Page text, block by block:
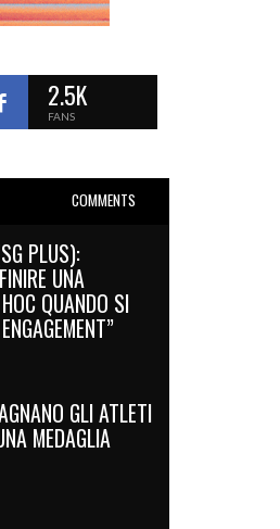
2.5K
FANS
COMMENTS
PLUS):
UNA
QUANDO SI
GLI ATLETI
MEDAGLIA